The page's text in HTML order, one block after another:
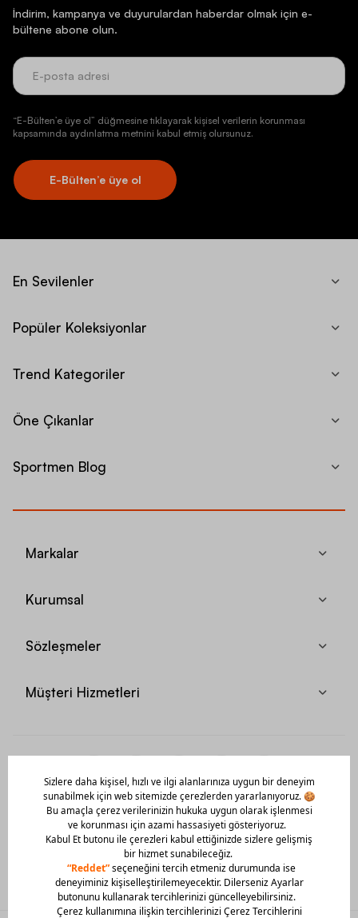
İndirim, kampanya ve duyurulardan haberdar olmak için e-
bültene abone olun.
“E-Bülten’e üye ol” düğmesine tıklayarak kişisel verilerin korunması
kapsamında aydınlatma metnini kabul etmiş olursunuz.
E-Bülten’e üye ol
En Sevilenler
Popüler Koleksiyonlar
Trend Kategoriler
Öne Çıkanlar
Sportmen Blog
Markalar
Kurumsal
Sözleşmeler
Müşteri Hizmetleri
Mobil Uygulamamızı Hemen İndir!